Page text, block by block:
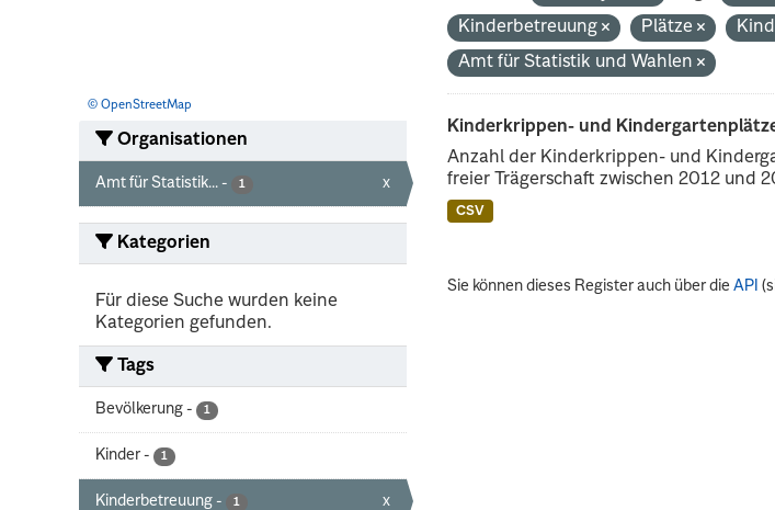
© OpenStreetMap
Organisationen
Amt für Statistik... - 1 x
Kategorien
Für diese Suche wurden keine
Kategorien gefunden.
Tags
Bevölkerung - 1
Kinder - 1
Kinderbetreuung - 1 x
Kinderbetreuung
Plätze
Amt für Statistik und Wahlen
Kinderkrippen- und
Anzahl der Kinderkrippen- und
freier Trägerschaft zwischen 2012 und
CSV
Sie können dieses Register auch über dieAPI